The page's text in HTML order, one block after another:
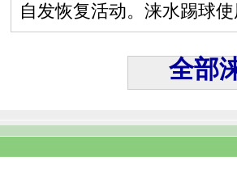
自发恢复活动。涞水踢球
全部